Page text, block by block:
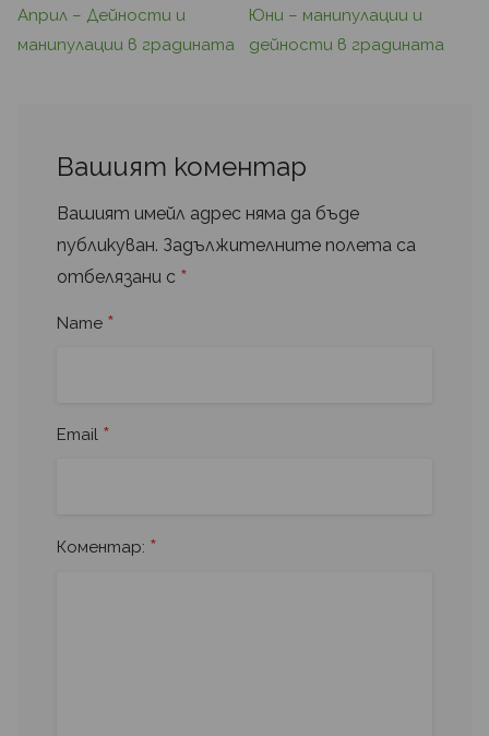
Април – Дейности и
манипулации в градината
Юни – манипулации и
дейности в градината
Вашият коментар
Вашият имейл адрес няма да бъде
публикуван. Задължителните полета са
отбелязани с *
Name *
Email *
Коментар: *